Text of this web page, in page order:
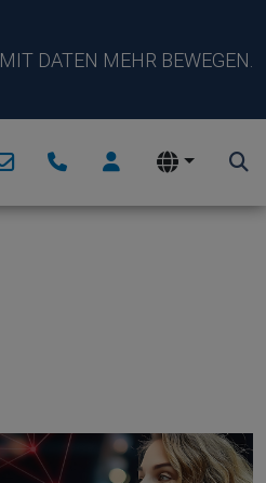
MIT DATEN MEHR BEWEGEN.